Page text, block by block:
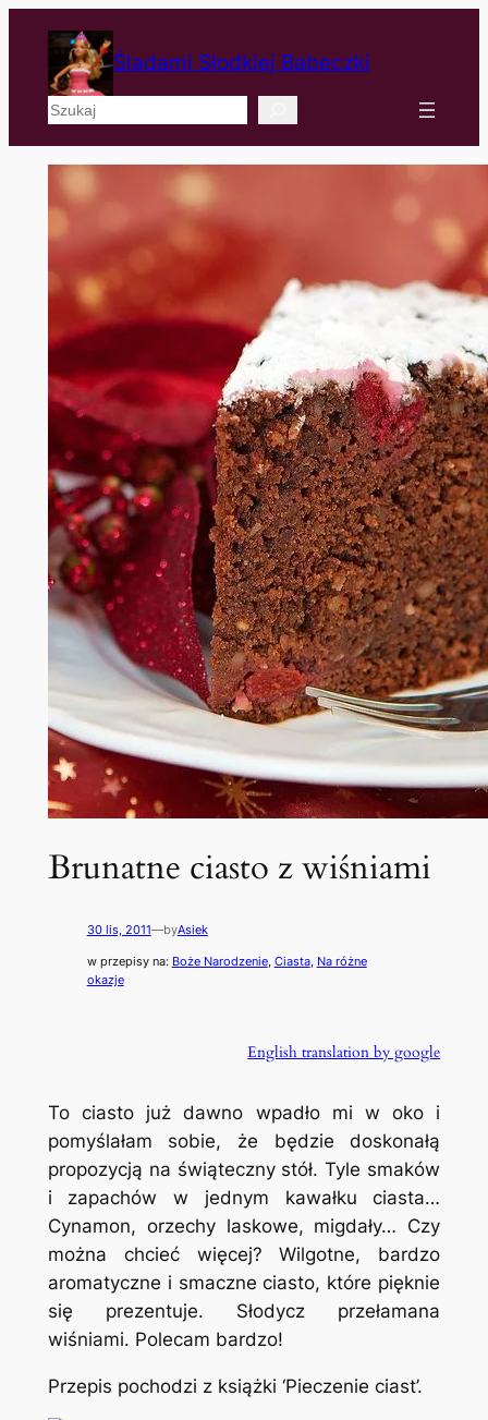
Śladami Słodkiej Babeczki
Szukaj
Brunatne ciasto z wiśniami
30 lis, 2011—byAsiek
w przepisy na: Boże Narodzenie, Ciasta, Na różne
okazje
English translation by google
To ciasto już dawno wpadło mi w oko i
pomyślałam sobie, że będzie doskonałą
propozycją na świąteczny stół. Tyle smaków
i zapachów w jednym kawałku ciasta…
Cynamon, orzechy laskowe, migdały… Czy
można chcieć więcej? Wilgotne, bardzo
aromatyczne i smaczne ciasto, które pięknie
się prezentuje. Słodycz przełamana
wiśniami. Polecam bardzo!
Przepis pochodzi z książki ‘Pieczenie ciast’.